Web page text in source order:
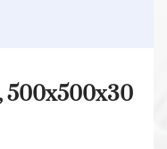
500х500х30